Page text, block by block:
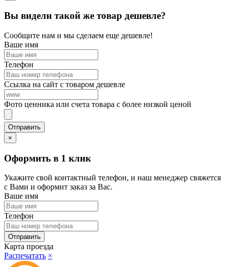
Вы видели такой же товар дешевле?
Сообщите нам и мы сделаем еще дешевле!
Ваше имя
Телефон
Ссылка на сайт с товаром дешевле
Фото ценника или счета товара с более низкой ценой
×
Оформить в 1 клик
Укажите свой контактный телефон, и наш менеджер свяжется
с Вами и оформит заказ за Вас.
Ваше имя
Телефон
Карта проезда
Распечатать ×